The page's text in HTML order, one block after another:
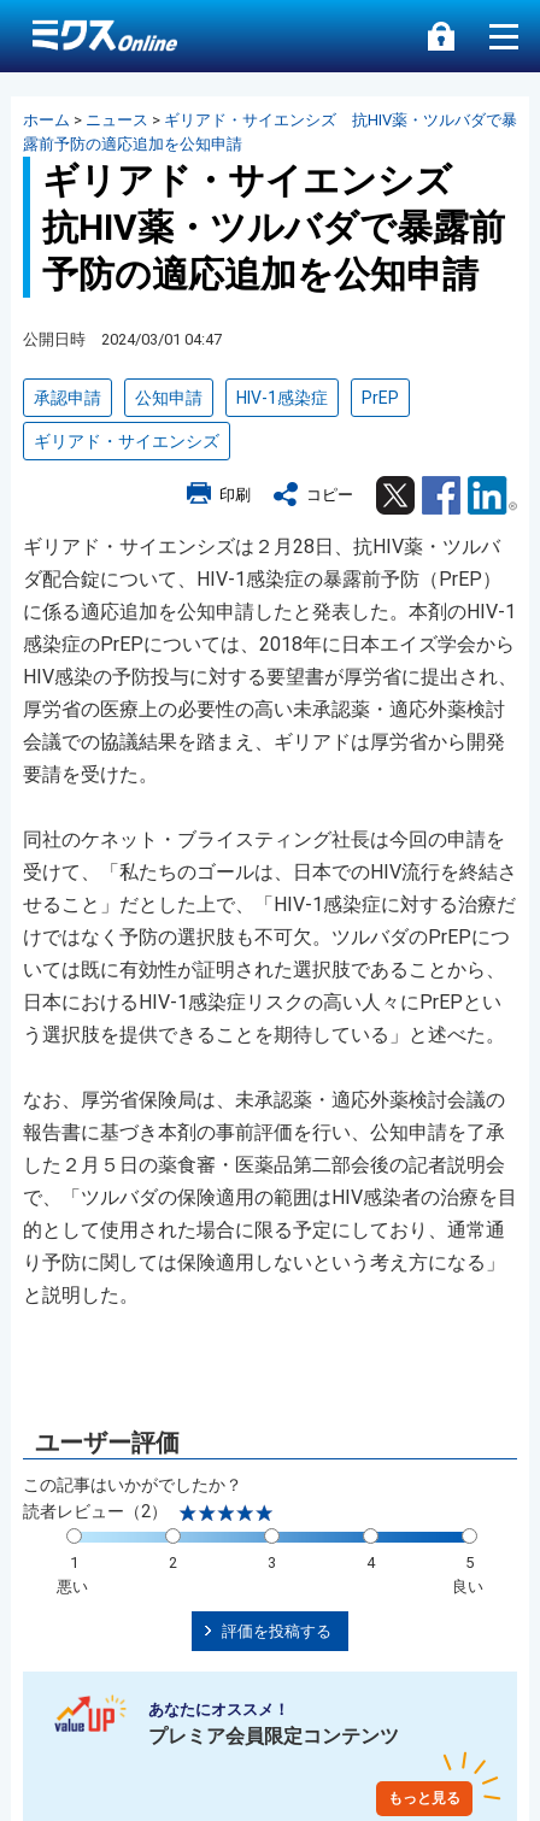
ホーム > ニュース > ギリアド・サイエンシズ 抗HIV薬・ツルバダで暴
露前予防の適応追加を公知申請
ギリアド・サイエンシズ
抗HIV薬・ツルバダで暴露前
予防の適応追加を公知申請
公開日時 2024/03/01 04:47
承認申請 公知申請 HIV-1感染症 PrEP
ギリアド・サイエンシズ
印刷 コピー Twitter Facebook
ギリアド・サイエンシズは２月28日、抗HIV薬・ツルバ
ダ配合錠について、HIV-1感染症の暴露前予防（PrEP）
に係る適応追加を公知申請したと発表した。本剤のHIV-1
感染症のPrEPについては、2018年に日本エイズ学会から
HIV感染の予防投与に対する要望書が厚労省に提出され、
厚労省の医療上の必要性の高い未承認薬・適応外薬検討
会議での協議結果を踏まえ、ギリアドは厚労省から開発
要請を受けた。
同社のケネット・ブライスティング社長は今回の申請を
受けて、「私たちのゴールは、日本でのHIV流行を終結さ
せること」だとした上で、「HIV-1感染症に対する治療だ
けではなく予防の選択肢も不可欠。ツルバダのPrEPにつ
いては既に有効性が証明された選択肢であることから、
日本におけるHIV-1感染症リスクの高い人々にPrEPとい
う選択肢を提供できることを期待している」と述べた。
なお、厚労省保険局は、未承認薬・適応外薬検討会議の
報告書に基づき本剤の事前評価を行い、公知申請を了承
した２月５日の薬食審・医薬品第二部会後の記者説明会
で、「ツルバダの保険適用の範囲はHIV感染者の治療を目
的として使用された場合に限る予定にしており、通常通
り予防に関しては保険適用しないという考え方になる」
と説明した。
この記事はいかがでしたか？
読者レビュー（2）
1 2 3 4
5
悪い
良い
評価を投稿する
あなたにオススメ！
プレミア会員限定コンテンツ
もっと見る